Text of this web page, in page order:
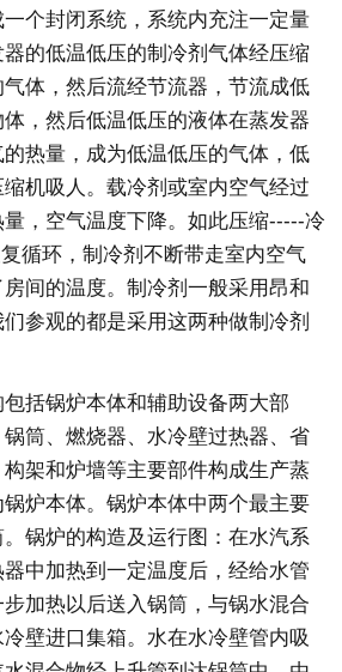
个封闭系统，系统内充注一定量
的低温低压的制冷剂气体经压缩
体，然后流经节流器，节流成低
，然后低温低压的液体在蒸发器
热量，成为低温低压的气体，低
机吸人。载冷剂或室内空气经过
，空气温度下降。如此压缩-----冷
循环，制冷剂不断带走室内空气
间的温度。制冷剂一般采用昂和
参观的都是采用这两种做制冷剂
括锅炉本体和辅助设备两大部
筒、燃烧器、水冷壁过热器、省
架和炉墙等主要部件构成生产蒸
炉本体。锅炉本体中两个最主要
锅炉的构造及运行图：在水汽系
中加热到一定温度后，经给水管
加热以后送入锅筒，与锅水混合
壁进口集箱。水在水冷壁管内吸